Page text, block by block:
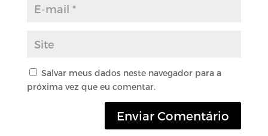
Salvar meus dados neste navegador para a
próxima vez que eu comentar.